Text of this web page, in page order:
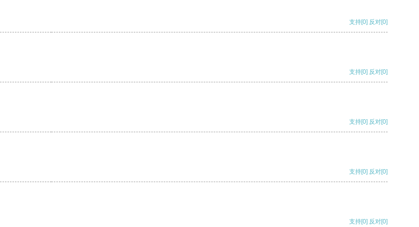
支持[0] 反对[0]
支持[0] 反对[0]
支持[0] 反对[0]
支持[0] 反对[0]
支持[0] 反对[0]